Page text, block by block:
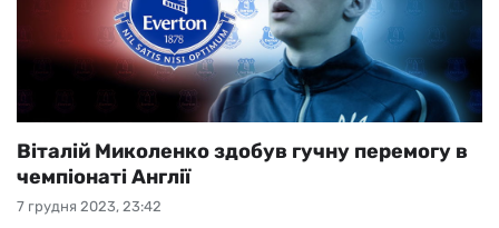
7 грудня 2023, 23:42
Віталій Миколенко здобув гучну перемогу в
чемпіонаті Англії